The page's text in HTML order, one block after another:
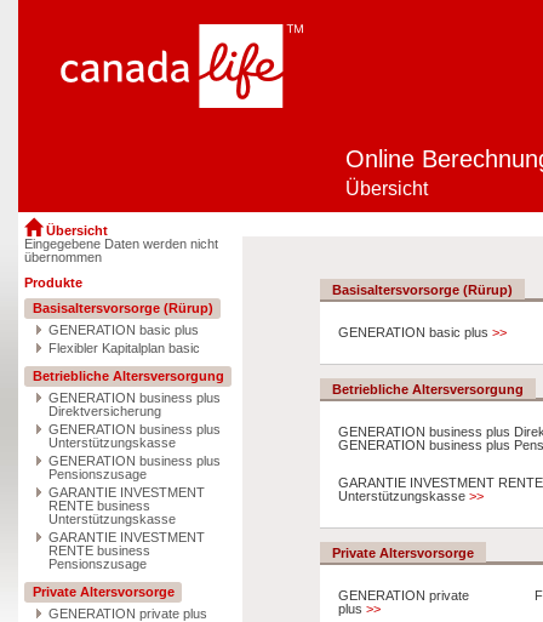
Online
Übersicht
Übersicht
Eingegebene Daten werden nicht
übernommen
Produkte
Basisaltersvorsorge (Rürup)
GENERATION basic plus
Flexibler Kapitalplan basic
Betriebliche Altersversorgung
GENERATION business plus
Direktversicherung
GENERATION business plus
Unterstützungskasse
GENERATION business plus
Pensionszusage
GARANTIE INVESTMENT
RENTE business
Unterstützungskasse
GARANTIE INVESTMENT
RENTE business
Pensionszusage
Private Altersvorsorge
GENERATION private plus
Basisaltersvorsorge (Rürup)
GENERATION basic plus>>
Betriebliche Altersversorgung
GENERATION business plus
GENERATION business plus
GARANTIE INVESTMENT
Unterstützungskasse>>
Private Altersvorsorge
GENERATION private
plus>>